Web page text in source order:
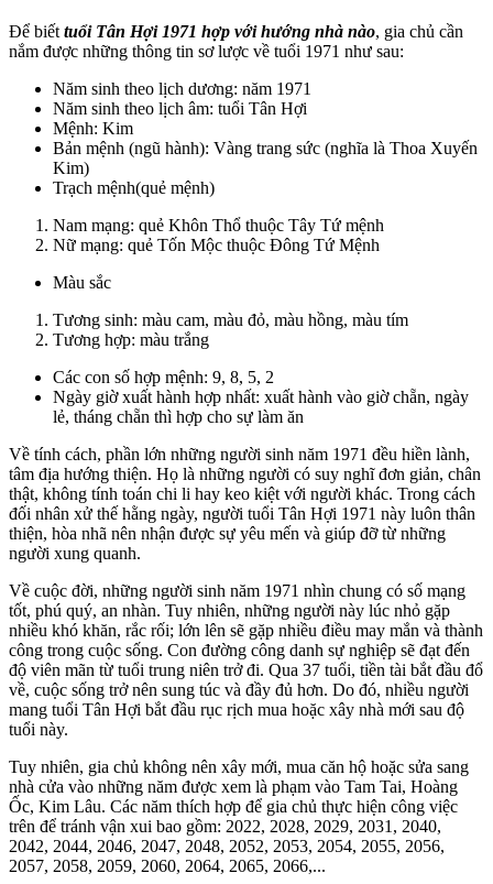
Để biết tuổi Tân Hợi 1971 hợp với hướng nhà nào, gia chủ cần
nắm được những thông tin sơ lược về tuổi 1971 như sau:
Năm sinh theo lịch dương: năm 1971
Năm sinh theo lịch âm: tuổi Tân Hợi
Mệnh: Kim
Bản mệnh (ngũ hành): Vàng trang sức (nghĩa là Thoa Xuyến
Kim)
Trạch mệnh(quẻ mệnh)
Nam mạng: quẻ Khôn Thổ thuộc Tây Tứ mệnh
Nữ mạng: quẻ Tốn Mộc thuộc Đông Tứ Mệnh
Màu sắc
Tương sinh: màu cam, màu đỏ, màu hồng, màu tím
Tương hợp: màu trắng
Các con số hợp mệnh: 9, 8, 5, 2
Ngày giờ xuất hành hợp nhất: xuất hành vào giờ chẵn, ngày
lẻ, tháng chẵn thì hợp cho sự làm ăn
Về tính cách, phần lớn những người sinh năm 1971 đều hiền lành,
tâm địa hướng thiện. Họ là những người có suy nghĩ đơn giản, chân
thật, không tính toán chi li hay keo kiệt với người khác. Trong cách
đối nhân xử thế hằng ngày, người tuổi Tân Hợi 1971 này luôn thân
thiện, hòa nhã nên nhận được sự yêu mến và giúp đỡ từ những
người xung quanh.
Về cuộc đời, những người sinh năm 1971 nhìn chung có số mạng
tốt, phú quý, an nhàn. Tuy nhiên, những người này lúc nhỏ gặp
nhiều khó khăn, rắc rối; lớn lên sẽ gặp nhiều điều may mắn và thành
công trong cuộc sống. Con đường công danh sự nghiệp sẽ đạt đến
độ viên mãn từ tuổi trung niên trở đi. Qua 37 tuổi, tiền tài bắt đầu đổ
về, cuộc sống trở nên sung túc và đầy đủ hơn. Do đó, nhiều người
mang tuổi Tân Hợi bắt đầu rục rịch mua hoặc xây nhà mới sau độ
tuổi này.
Tuy nhiên, gia chủ không nên xây mới, mua căn hộ hoặc sửa sang
nhà cửa vào những năm được xem là phạm vào Tam Tai, Hoàng
Ốc, Kim Lâu. Các năm thích hợp để gia chủ thực hiện công việc
trên để tránh vận xui bao gồm: 2022, 2028, 2029, 2031, 2040,
2042, 2044, 2046, 2047, 2048, 2052, 2053, 2054, 2055, 2056,
2057, 2058, 2059, 2060, 2064, 2065, 2066,...